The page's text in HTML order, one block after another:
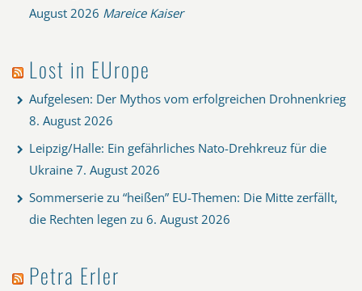
August 2026 Mareice Kaiser
Lost in EUrope
Aufgelesen: Der Mythos vom erfolgreichen Drohnenkrieg
8. August 2026
Leipzig/Halle: Ein gefährliches Nato-Drehkreuz für die
Ukraine 7. August 2026
Sommerserie zu “heißen” EU-Themen: Die Mitte zerfällt,
die Rechten legen zu 6. August 2026
Petra Erler